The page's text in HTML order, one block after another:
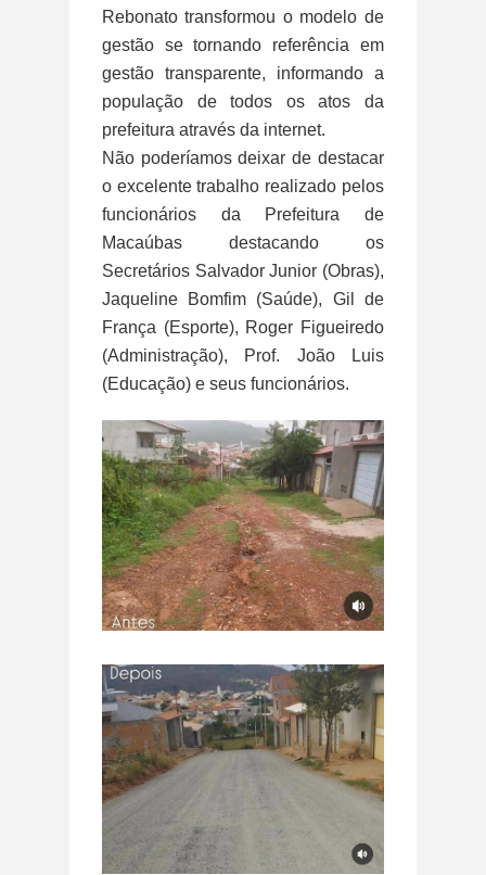
Rebonato transformou o modelo de
gestão se tornando referência em
gestão transparente, informando a
população de todos os atos da
prefeitura através da internet.
Não poderíamos deixar de destacar
o excelente trabalho realizado pelos
funcionários da Prefeitura de
Macaúbas destacando os
Secretários Salvador Junior (Obras),
Jaqueline Bomfim (Saúde), Gil de
França (Esporte), Roger Figueiredo
(Administração), Prof. João Luis
(Educação) e seus funcionários.